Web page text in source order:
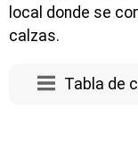
local donde se
calzas.
Tabla de